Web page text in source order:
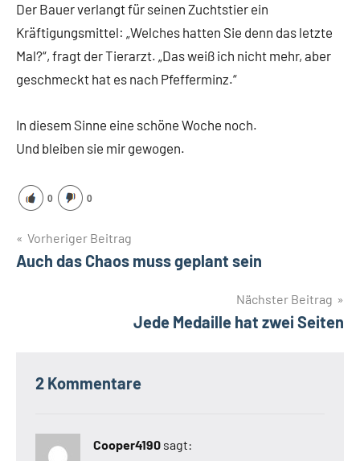
Der Bauer verlangt für seinen Zuchtstier ein
Kräftigungsmittel: „Welches hatten Sie denn das letzte
Mal?“, fragt der Tierarzt. „Das weiß ich nicht mehr, aber
geschmeckt hat es nach Pfefferminz.“
In diesem Sinne eine schöne Woche noch.
Und bleiben sie mir gewogen.
0 0
Beitragsnavigation
Vorheriger Beitrag
Auch das Chaos muss geplant sein
Nächster Beitrag
Jede Medaille hat zwei Seiten
2 Kommentare
Cooper4190 sagt: